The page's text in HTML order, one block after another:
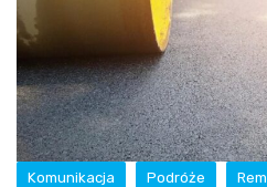
Komunikacja Podróże